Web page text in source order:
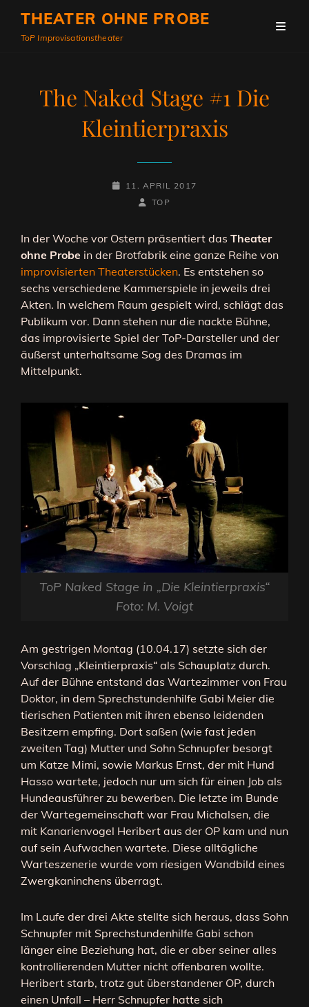
THEATER OHNE PROBE
ToP Improvisationstheater
The Naked Stage #1 Die
Kleintierpraxis
POSTED-
11. APRIL 2017
BY
BYLINE
TOP
In der Woche vor Ostern präsentiert das Theater
ohne Probe in der Brotfabrik eine ganze Reihe von
improvisierten Theaterstücken. Es entstehen so
sechs verschiedene Kammerspiele in jeweils drei
Akten. In welchem Raum gespielt wird, schlägt das
Publikum vor. Dann stehen nur die nackte Bühne,
das improvisierte Spiel der ToP-Darsteller und der
äußerst unterhaltsame Sog des Dramas im
Mittelpunkt.
ToP Naked Stage in „Die Kleintierpraxis“
Foto: M. Voigt
Am gestrigen Montag (10.04.17) setzte sich der
Vorschlag „Kleintierpraxis“ als Schauplatz durch.
Auf der Bühne entstand das Wartezimmer von Frau
Doktor, in dem Sprechstundenhilfe Gabi Meier die
tierischen Patienten mit ihren ebenso leidenden
Besitzern empfing. Dort saßen (wie fast jeden
zweiten Tag) Mutter und Sohn Schnupfer besorgt
um Katze Mimi, sowie Markus Ernst, der mit Hund
Hasso wartete, jedoch nur um sich für einen Job als
Hundeausführer zu bewerben. Die letzte im Bunde
der Wartegemeinschaft war Frau Michalsen, die
mit Kanarienvogel Heribert aus der OP kam und nun
auf sein Aufwachen wartete. Diese alltägliche
Warteszenerie wurde vom riesigen Wandbild eines
Zwergkaninchens überragt.
Im Laufe der drei Akte stellte sich heraus, dass Sohn
Schnupfer mit Sprechstundenhilfe Gabi schon
länger eine Beziehung hat, die er aber seiner alles
kontrollierenden Mutter nicht offenbaren wollte.
Heribert starb, trotz gut überstandener OP, durch
einen Unfall – Herr Schnupfer hatte sich